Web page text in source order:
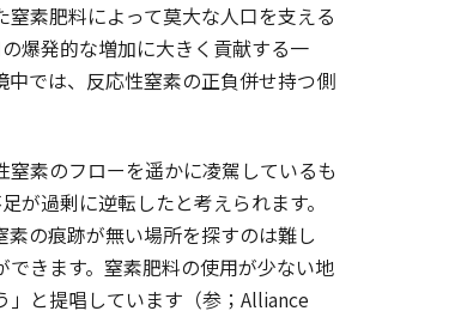
素肥料によって莫大な人口を支える
爆発的な増加に大きく貢献する一
では、反応性窒素の正負併せ持つ側
素のフローを遥かに凌駕しているも
が過剰に逆転したと考えられます。
の痕跡が無い場所を探すのは難し
きます。窒素肥料の使用が少ない地
と提唱しています（参；Alliance